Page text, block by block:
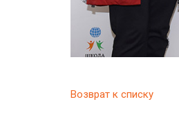
Возврат к списку